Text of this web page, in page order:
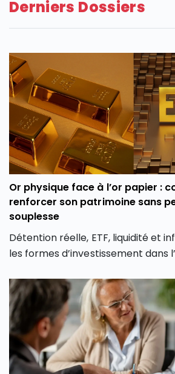
Derniers Dossiers
Or physique face à l’or papier :
renforcer son patrimoine sans
souplesse
Détention réelle, ETF, liquidité et
les formes d’investissement dans